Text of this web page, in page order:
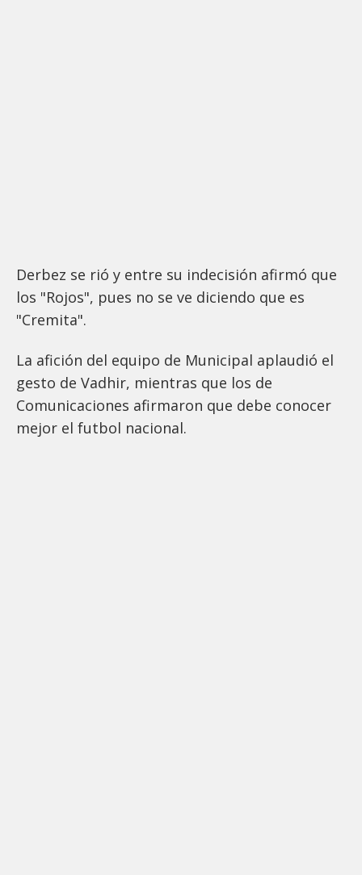
Derbez se rió y entre su indecisión afirmó que
los "Rojos", pues no se ve diciendo que es
"Cremita".
La afición del equipo de Municipal aplaudió el
gesto de Vadhir, mientras que los de
Comunicaciones afirmaron que debe conocer
mejor el futbol nacional.